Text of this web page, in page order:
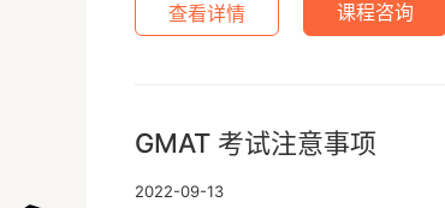
查看详情 课程咨询
GMAT 考试注意事项
2022-09-13